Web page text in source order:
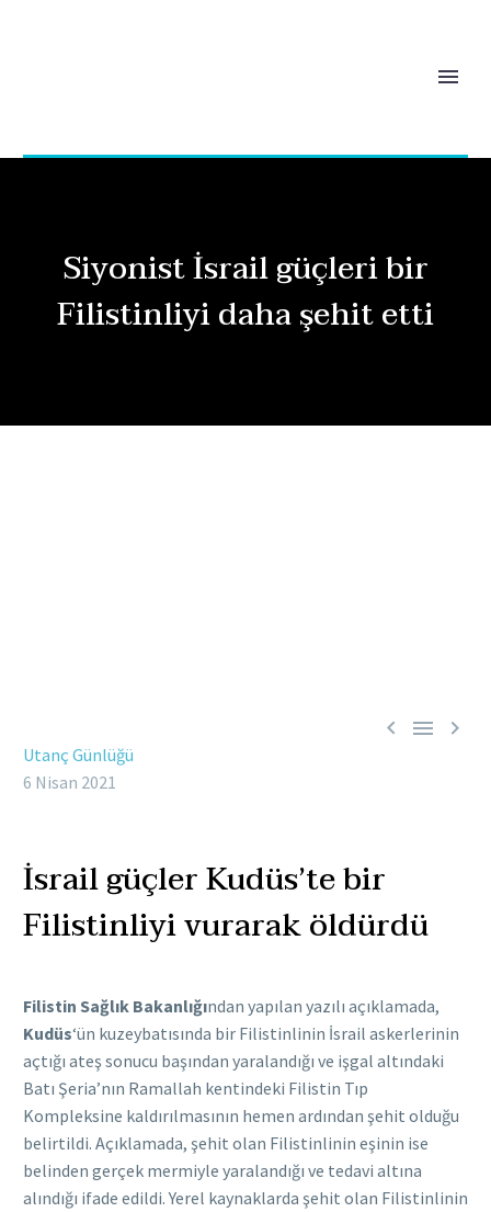
Siyonist İsrail güçleri bir
Filistinliyi daha şehit etti
  
Utanç Günlüğü
6 Nisan 2021
İsrail güçler Kudüs’te bir
Filistinliyi vurarak öldürdü
Filistin Sağlık Bakanlığından yapılan yazılı açıklamada,
Kudüs‘ün kuzeybatısında bir Filistinlinin İsrail askerlerinin
açtığı ateş sonucu başından yaralandığı ve işgal altındaki
Batı Şeria’nın Ramallah kentindeki Filistin Tıp
Kompleksine kaldırılmasının hemen ardından şehit olduğu
belirtildi. Açıklamada, şehit olan Filistinlinin eşinin ise
belinden gerçek mermiyle yaralandığı ve tedavi altına
alındığı ifade edildi. Yerel kaynaklarda şehit olan Filistinlinin